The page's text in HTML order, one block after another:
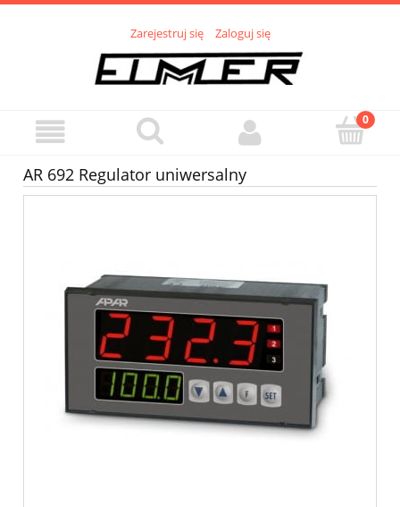
Zarejestruj się Zaloguj się
AR 692 Regulator uniwersalny